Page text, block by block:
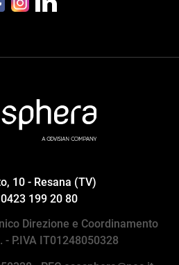
10 - Resana (TV)
199 20 80
Direzione e Coordinamento
- P.IVA IT01248050328